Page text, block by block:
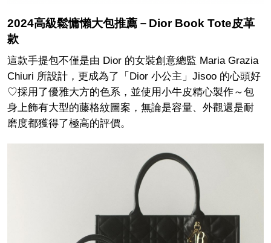
2024高級鬆慵懶大包推薦－Dior Book Tote皮革
款
這款手提包不僅是由 Dior 的女裝創意總監 Maria Grazia
Chiuri 所設計，更成為了「Dior 小公主」Jisoo 的心頭好
♡採用了優雅大方的色系，並使用小牛皮精心製作～包
身上飾有大型的藤格紋圖案，無論是容量、外觀還是耐
磨度都獲得了極高的評價。